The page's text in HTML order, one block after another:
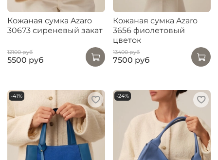
Кожаная сумка Azaro
30673 сиреневый закат
12100 руб
5500 руб
Кожаная сумка Azaro
3656 фиолетовый
цветок
13400 руб
7500 руб
-41% -24%